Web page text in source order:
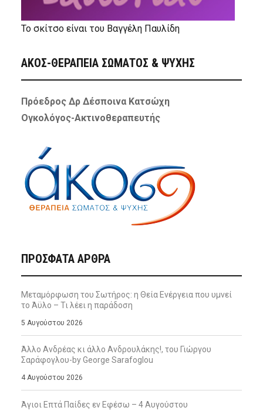
Το σκίτσο είναι του Βαγγέλη Παυλίδη
ΑΚΟΣ-ΘΕΡΑΠΕΙΑ ΣΩΜΑΤΟΣ & ΨΥΧΗΣ
Πρόεδρος Δρ Δέσποινα Κατσώχη
Ογκολόγος-Ακτινοθεραπευτής
ΠΡΌΣΦΑΤΑ ΆΡΘΡΑ
Μεταμόρφωση του Σωτήρος: η Θεία Ενέργεια που υμνεί
το Άϋλο – Τι λέει η παράδοση
5 Αυγούστου 2026
Άλλο Ανδρέας κι άλλο Ανδρουλάκης!, του Γιώργου
Σαράφογλου-by George Sarafoglou
4 Αυγούστου 2026
Άγιοι Επτά Παίδες εν Εφέσω – 4 Αυγούστου